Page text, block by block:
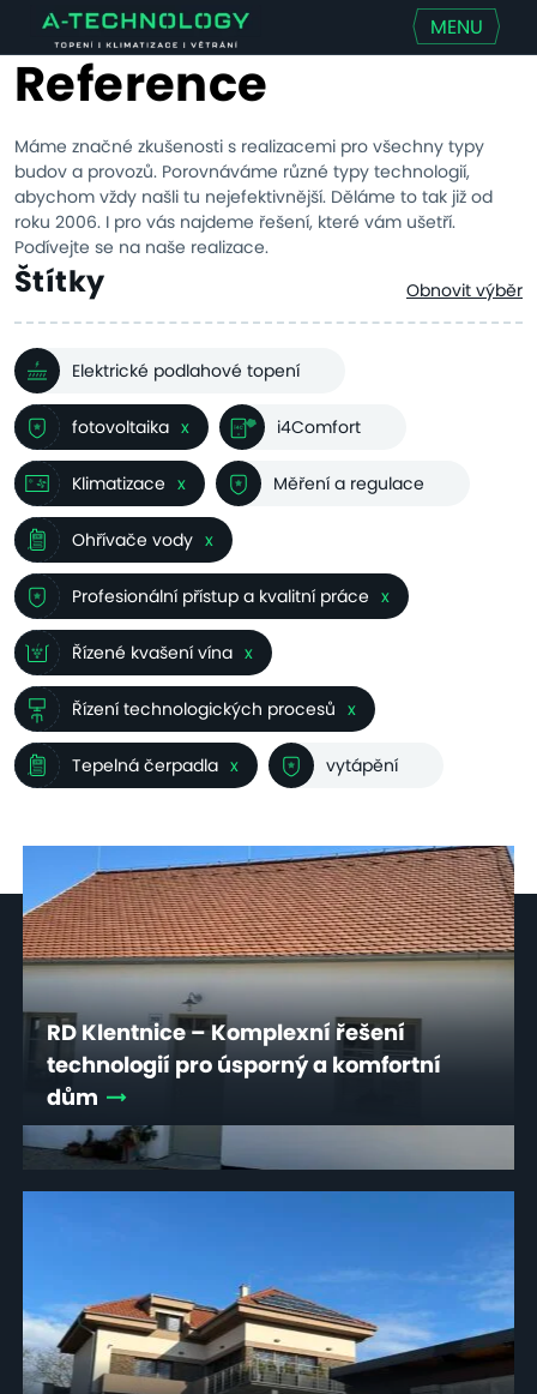
MENU
Reference
Máme značné zkušenosti s realizacemi pro všechny typy
budov a provozů. Porovnáváme různé typy technologií,
abychom vždy našli tu nejefektivnější. Děláme to tak již od
roku 2006. I pro vás najdeme řešení, které vám ušetří.
Podívejte se na naše realizace.
Štítky Obnovit výběr
Elektrické podlahové topení
fotovoltaika x i4Comfort
Klimatizace x Měření a regulace
Ohřívače vody x
Profesionální přístup a kvalitní práce x
Řízené kvašení vína x
Řízení technologických procesů x
Tepelná čerpadla x vytápění
RD Klentnice – Komplexní řešení
technologií pro úsporný a komfortní
dům